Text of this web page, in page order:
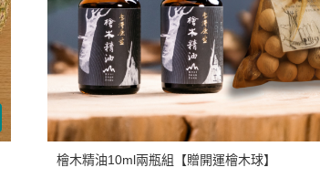
檜木精油10ml兩瓶組【贈開運檜木球】